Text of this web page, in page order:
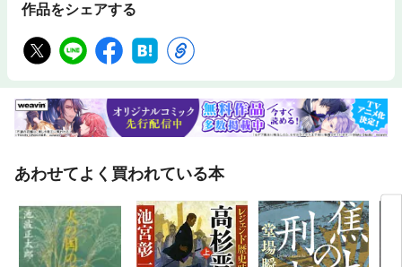
作品をシェアする
あわせてよく買われている本